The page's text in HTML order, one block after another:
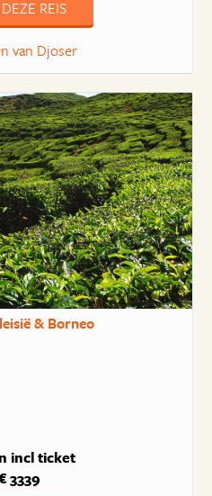
REIS
van Djoser
& Borneo
incl ticket
3339